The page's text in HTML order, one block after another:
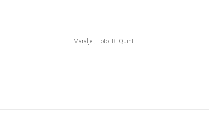
Maraljet, Foto: B. Quint